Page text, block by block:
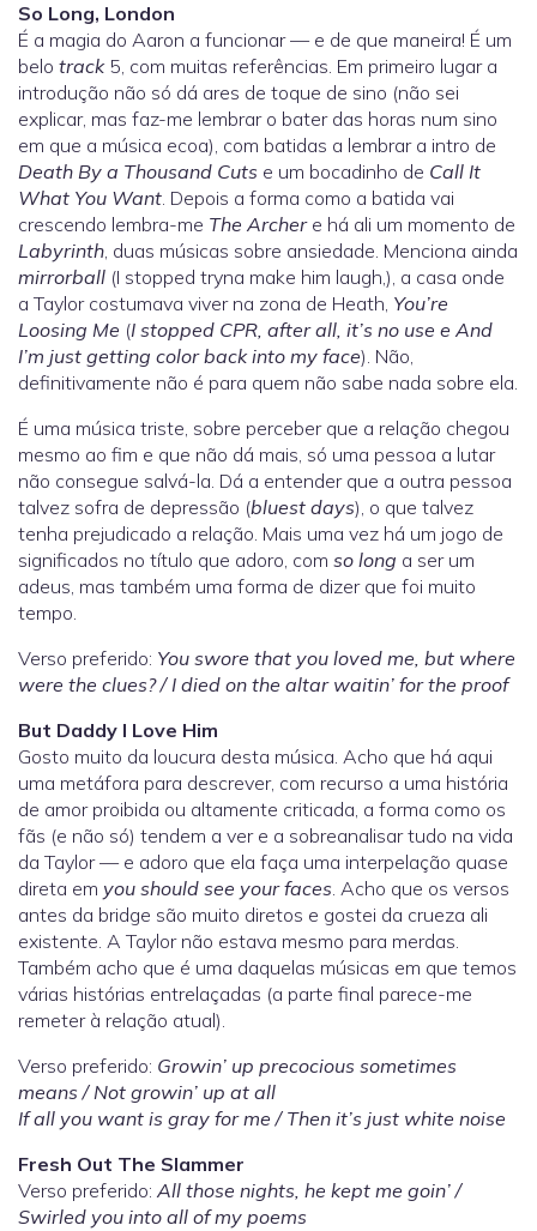
So Long, London
É a magia do Aaron a funcionar — e de que maneira! É um
belo track5, com muitas referências. Em primeiro lugar a
introdução não só dá ares de toque de sino (não sei
explicar, mas faz-me lembrar o bater das horas num sino
em que a música ecoa), com batidas a lembrar a intro de
Death By a Thousand Cuts e um bocadinho de Call It
What You Want. Depois a forma como a batida vai
crescendo lembra-me The Archere há ali um momento de
Labyrinth, duas músicas sobre ansiedade. Menciona ainda
mirrorball (I stopped tryna make him laugh,), a casa onde
a Taylor costumava viver na zona de Heath, You’re
Loosing Me (I stopped CPR, after all, it’s no use e And
I’m just getting color back into my face). Não,
definitivamente não é para quem não sabe nada sobre ela.
É uma música triste, sobre perceber que a relação chegou
mesmo ao fim e que não dá mais, só uma pessoa a lutar
não consegue salvá-la. Dá a entender que a outra pessoa
talvez sofra de depressão (bluest days), o que talvez
tenha prejudicado a relação. Mais uma vez há um jogo de
significados no título que adoro, com so long a ser um
adeus, mas também uma forma de dizer que foi muito
tempo.
Verso preferido: You swore that you loved me, but where
were the clues? / I died on the altar waitin’ for the proof
But Daddy I Love Him
Gosto muito da loucura desta música. Acho que há aqui
uma metáfora para descrever, com recurso a uma história
de amor proibida ou altamente criticada, a forma como os
fãs (e não só) tendem a ver e a sobreanalisar tudo na vida
da Taylor — e adoro que ela faça uma interpelação quase
direta em you should see your faces. Acho que os versos
antes da bridge são muito diretos e gostei da crueza ali
existente. A Taylor não estava mesmo para merdas.
Também acho que é uma daquelas músicas em que temos
várias histórias entrelaçadas (a parte final parece-me
remeter à relação atual).
Verso preferido: Growin’ up precocious sometimes
means / Not growin’ up at all
If all you want is gray for me / Then it’s just white noise
Fresh Out The Slammer
Verso preferido: All those nights, he kept me goin’ /
Swirled you into all of my poems